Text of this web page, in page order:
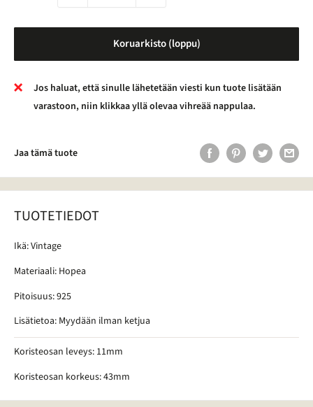
Koruarkisto (loppu)
Jos haluat, että sinulle lähetetään viesti kun tuote lisätään
varastoon, niin klikkaa yllä olevaa vihreää nappulaa.
Jaa tämä tuote
TUOTETIEDOT
Ikä: Vintage
Materiaali: Hopea
Pitoisuus: 925
Lisätietoa: Myydään ilman ketjua
Koristeosan leveys: 11mm
Koristeosan korkeus: 43mm